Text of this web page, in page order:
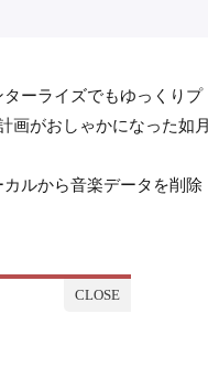
ーライズでもゆっくりプ
画がおしゃかになった如月
ルから音楽データを削除